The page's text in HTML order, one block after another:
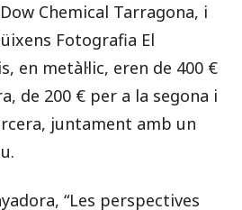
Chemical Tarragona, i
Fotografia El
en metàl·lic, eren de 400 €
de 200 € per a la segona i
juntament amb un
“Les perspectives